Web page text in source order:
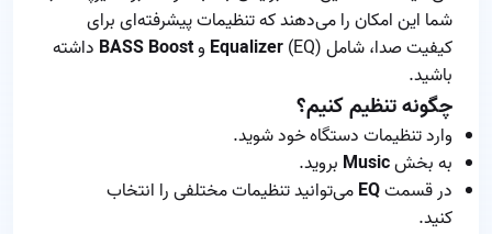
شما این امکان را می‌دهند که تنظیمات پیشرفته‌ای برای
کیفیت صدا، شامل
Equalizer(EQ) و BASS Boost داشته
باشید.
چگونه تنظیم کنیم؟
وارد تنظیمات دستگاه خود شوید.
به بخشMusic بروید.
در قسمتEQمی‌توانید تنظیمات مختلفی را انتخاب
کنید.